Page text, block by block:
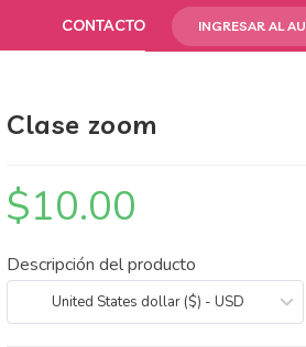
CONTACTO INGRESAR AL
Clase zoom
$10.00
Descripción del producto
United States dollar ($) - USD